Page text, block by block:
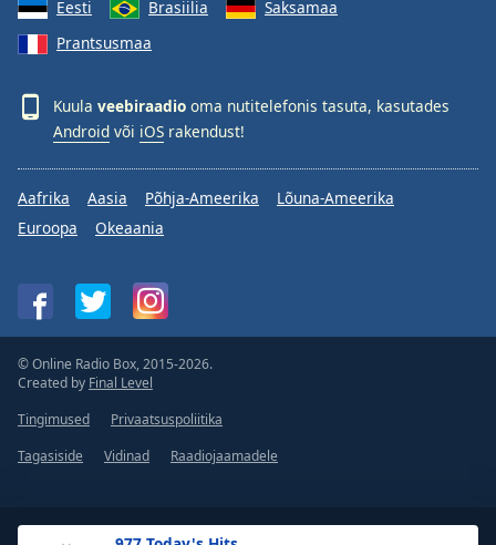
Eesti
Brasiilia
Saksamaa
Prantsusmaa
Kuula veebiraadio oma nutitelefonis tasuta, kasutades
Android või iOS rakendust!
Aafrika Aasia Põhja-Ameerika
Lõuna-Ameerika
Euroopa
Okeaania
© Online Radio Box, 2015-2026.
Created by Final Level
Tingimused
Privaatsuspoliitika
Tagasiside
Vidinad Raadiojaamadele